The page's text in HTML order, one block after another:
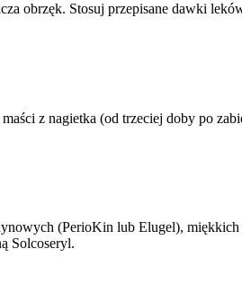
obrzęk. Stosuj przepisane dawki
z nagietka (od trzeciej doby po
(PerioKin lub Elugel),
Solcoseryl.